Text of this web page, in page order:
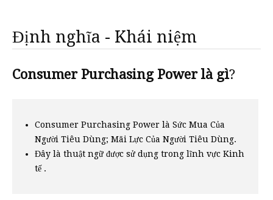
Định nghĩa - Khái niệm
Consumer Purchasing Power là gì?
Consumer Purchasing Power là Sức Mua Của
Người Tiêu Dùng; Mãi Lực Của Người Tiêu Dùng.
Đây là thuật ngữ được sử dụng trong lĩnh vực Kinh
tế .